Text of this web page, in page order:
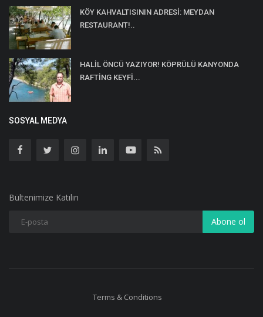
KÖY KAHVALTISININ ADRESİ: MEYDAN
RESTAURANT!..
HALİL ÖNCÜ YAZIYOR! KÖPRÜLÜ KANYONDA
RAFTİNG KEYFİ...
SOSYAL MEDYA
Bültenimize Katılın
Abone ol
Terms & Conditions